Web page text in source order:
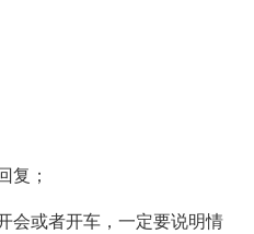
；
或者开车，一定要说明情